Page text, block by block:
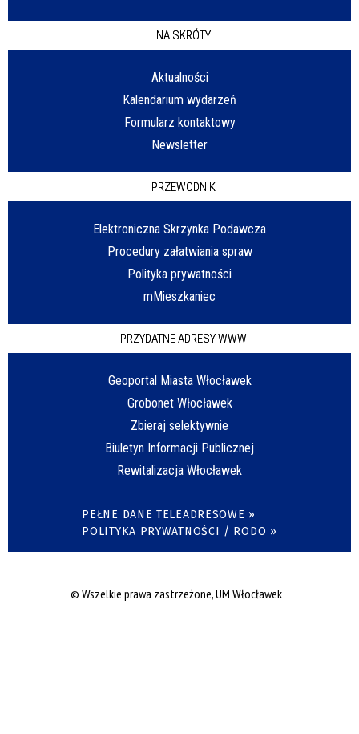
NA SKRÓTY
Aktualności
Kalendarium wydarzeń
Formularz kontaktowy
Newsletter
PRZEWODNIK
Elektroniczna Skrzynka Podawcza
Procedury załatwiania spraw
Polityka prywatności
mMieszkaniec
PRZYDATNE ADRESY WWW
Geoportal Miasta Włocławek
Grobonet Włocławek
Zbieraj selektywnie
Biuletyn Informacji Publicznej
Rewitalizacja Włocławek
PEŁNE DANE TELEADRESOWE »
POLITYKA PRYWATNOŚCI / RODO »
© Wszelkie prawa zastrzeżone, UM Włocławek